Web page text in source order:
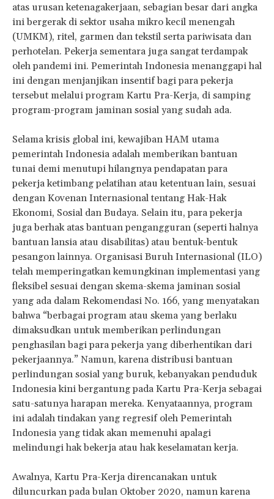
atas urusan ketenagakerjaan, sebagian besar dari angka
ini bergerak di sektor usaha mikro kecil menengah
(UMKM), ritel, garmen dan tekstil serta pariwisata dan
perhotelan. Pekerja sementara juga sangat terdampak
oleh pandemi ini. Pemerintah Indonesia menanggapi hal
ini dengan menjanjikan insentif bagi para pekerja
tersebut melalui program Kartu Pra-Kerja, di samping
program-program jaminan sosial yang sudah ada.
Selama krisis global ini, kewajiban HAM utama
pemerintah Indonesia adalah memberikan bantuan
tunai demi menutupi hilangnya pendapatan para
pekerja ketimbang pelatihan atau ketentuan lain, sesuai
dengan Kovenan Internasional tentang Hak-Hak
Ekonomi, Sosial dan Budaya. Selain itu, para pekerja
juga berhak atas bantuan pengangguran (seperti halnya
bantuan lansia atau disabilitas) atau bentuk-bentuk
pesangon lainnya. Organisasi Buruh Internasional (ILO)
telah memperingatkan kemungkinan implementasi yang
fleksibel sesuai dengan skema-skema jaminan sosial
yang ada dalam Rekomendasi No. 166, yang menyatakan
bahwa “berbagai program atau skema yang berlaku
dimaksudkan untuk memberikan perlindungan
penghasilan bagi para pekerja yang diberhentikan dari
pekerjaannya.” Namun, karena distribusi bantuan
perlindungan sosial yang buruk, kebanyakan penduduk
Indonesia kini bergantung pada Kartu Pra-Kerja sebagai
satu-satunya harapan mereka. Kenyataannya, program
ini adalah tindakan yang regresif oleh Pemerintah
Indonesia yang tidak akan memenuhi apalagi
melindungi hak bekerja atau hak keselamatan kerja.
Awalnya, Kartu Pra-Kerja direncanakan untuk
diluncurkan pada bulan Oktober 2020, namun karena